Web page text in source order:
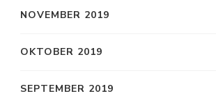
NOVEMBER 2019
OKTOBER 2019
SEPTEMBER 2019